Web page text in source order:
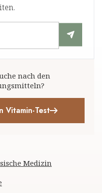
nach den
Vitamin-Test
Medizin